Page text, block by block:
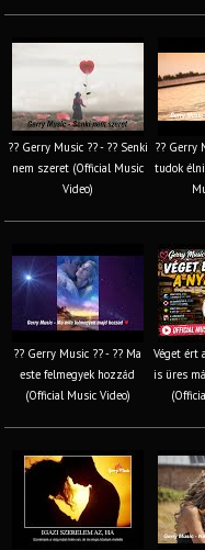
?? Gerry Music ?? - ?? Senki
nem szeret (Official Music
Video)
?? Gerry
tudok
?? Gerry Music ?? - ?? Ma
este felmegyek hozzád
(Official Music Video)
Véget ért
is üres